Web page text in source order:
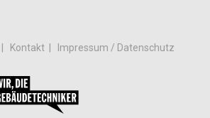
Kontakt Impressum / Datenschutz